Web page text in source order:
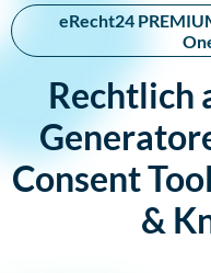
eRecht24
Rechtlich
Consent
&